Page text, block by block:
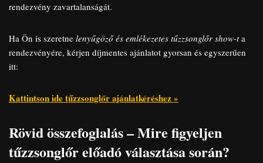
rendezvény zavartalanságát.
Ha Ön is szeretne lenyűgöző és emlékezetes tűzzsonglőr show-ta
rendezvényére, kérjen díjmentes ajánlatot gyorsan és egyszerűen
itt:
Kattintson ide tűzzsonglőr ajánlatkéréshez »
Rövid összefoglalás – Mire figyeljen
tűzzsonglőr előadó választása során?